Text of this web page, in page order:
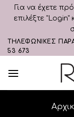
Για να έχετε
επιλέξτε
Skip
to
ΤΗΛΕΦΩΝΙΚΕΣ
53 673